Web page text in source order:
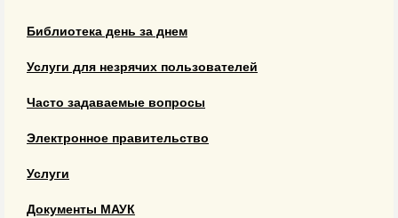
Библиотека день за днем
Услуги для незрячих пользователей
Часто задаваемые вопросы
Электронное правительство
Услуги
Документы МАУК